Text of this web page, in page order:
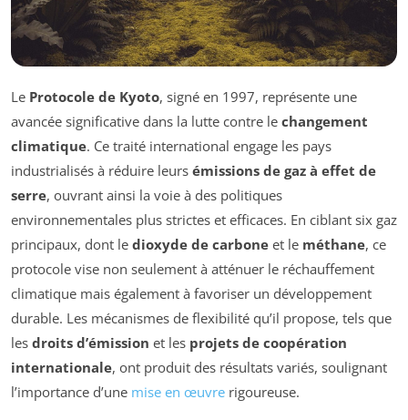
Le Protocole de Kyoto, signé en 1997, représente une
avancée significative dans la lutte contre le changement
climatique. Ce traité international engage les pays
industrialisés à réduire leurs émissions de gaz à effet de
serre, ouvrant ainsi la voie à des politiques
environnementales plus strictes et efficaces. En ciblant six gaz
principaux, dont le dioxyde de carbone et le méthane, ce
protocole vise non seulement à atténuer le réchauffement
climatique mais également à favoriser un développement
durable. Les mécanismes de flexibilité qu’il propose, tels que
les droits d’émission et les projets de coopération
internationale, ont produit des résultats variés, soulignant
l’importance d’une mise en œuvre rigoureuse.